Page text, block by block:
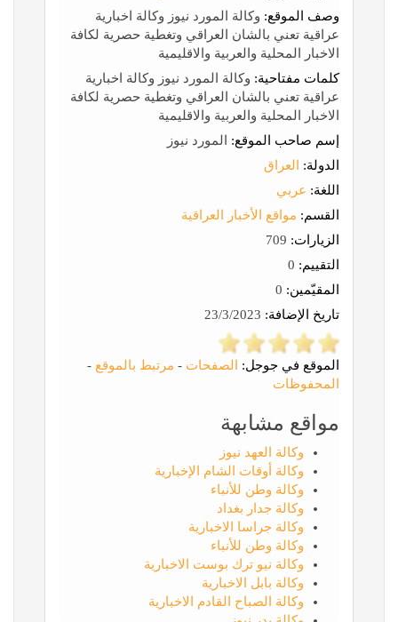
وصف الموقع: وكالة المورد نيوز وكالة اخبارية
عراقية تعني بالشان العراقي وتغطية حصرية لكافة
الاخبار المحلية والعربية والاقليمية
كلمات مفتاحية: وكالة المورد نيوز وكالة اخبارية
عراقية تعني بالشان العراقي وتغطية حصرية لكافة
الاخبار المحلية والعربية والاقليمية
إسم صاحب الموقع: المورد نيوز
الدولة:
العراق
اللغة: عربي
القسم: مواقع الأخبار العراقية
الزيارات:
التقييم:
المقيّمين:
تاريخ الإضافة:
الموقع في جوجل: الصفحات - مرتبط بالموقع -
المحفوظات
مواقع مشابهة
وكالة العهد نيوز
وكالة أوقات الشام الإخبارية
وكالة وطن للأنباء
وكالة جدار بغداد
وكالة جراسا الاخبارية
وكالة وطن للأنباء
وكالة نيو ترك بوست الاخبارية
وكالة بابل الاخبارية
وكالة الصباح القادم الاخبارية